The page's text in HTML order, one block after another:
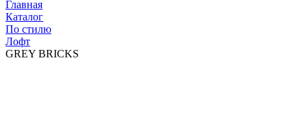
Главная
Каталог
По стилю
Лофт
GREY BRICKS